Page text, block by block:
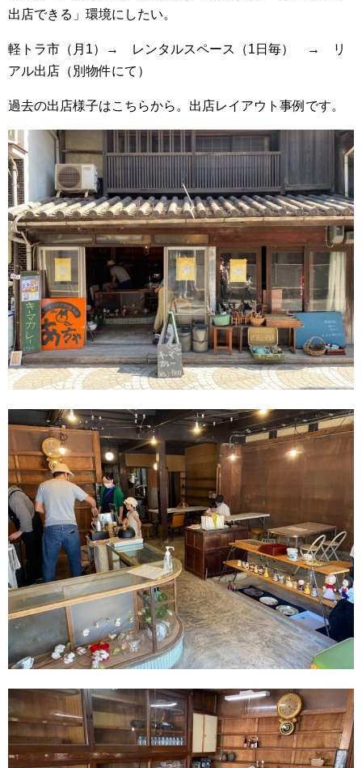
出店できる」環境にしたい。
軽トラ市（月1）→ レンタルスペース（1日毎） → リ
アル出店（別物件にて）
過去の出店様子はこちらから。出店レイアウト事例です。